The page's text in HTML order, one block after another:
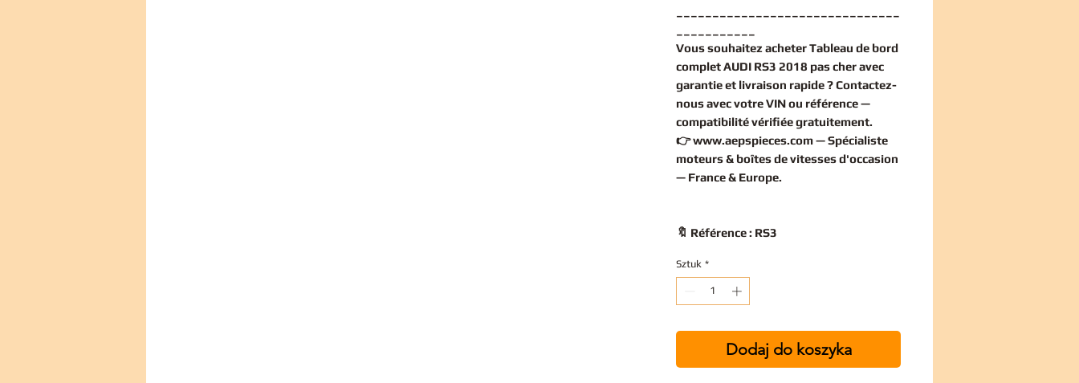
Vous souhaitez acheter Tableau de bord
complet AUDI RS3 2018 pas cheravec
garantie et livraison rapide ? Contactez-
nous avec votre VIN ou référence —
compatibilité vérifiéegratuitement.
👉www.aepspieces.com— Spécialiste
moteurs & boîtes de vitesses d'occasion
— France & Europe.
🔖 Référence : RS3
Sztuk *
Dodaj do koszyka